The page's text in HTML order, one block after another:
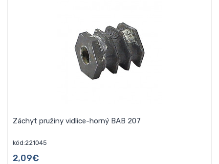
Záchyt pružiny vidlice-horný BAB 207
kód:221045
2,09€